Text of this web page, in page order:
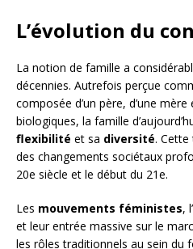
L’évolution du
La notion de famille a
décennies. Autrefois perçue
composée d’un père, d’une
biologiques, la famille
flexibilité et sa diversité.
des changements sociétaux
20e siècle et le début du 21e.
Les mouvements féministes,
et leur entrée massive sur le
les rôles traditionnels au sein du